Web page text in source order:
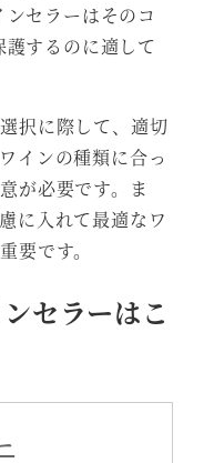
セラーはそのコ
するのに適して
択に際して、適切
インの種類に合っ
が必要です。ま
に入れて最適なワ
要です。
セラーはこ